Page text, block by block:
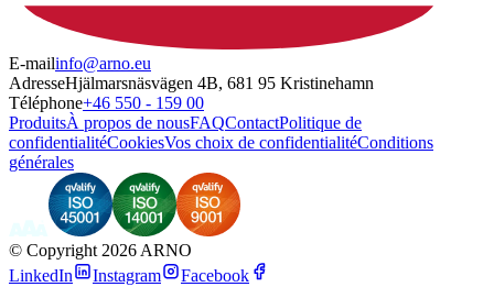
E-mailinfo@arno.eu
AdresseHjälmarsnäsvägen 4B, 681 95 Kristinehamn
Téléphone+46 550 - 159 00
ProduitsÀ propos de nousFAQContactPolitique de
confidentialitéCookiesVos choix de confidentialitéConditions
générales
© Copyright 2026 ARNO
LinkedIn
Instagram Facebook